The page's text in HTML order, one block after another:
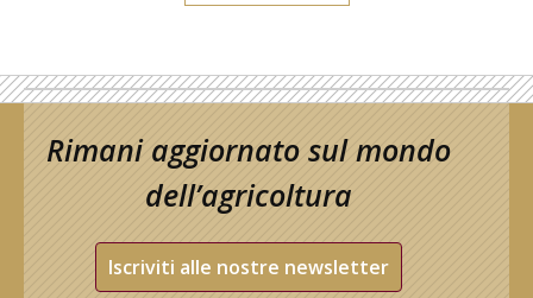
Rimani aggiornato sul mondo
dell’agricoltura
Iscriviti alle nostre newsletter